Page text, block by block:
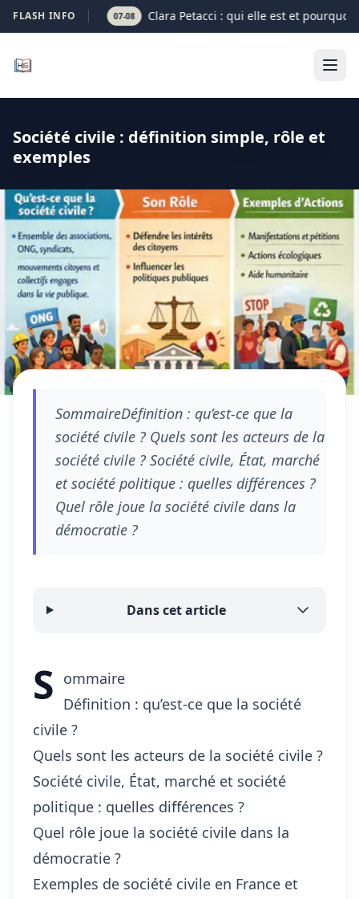
FLASH INFO 07-08 Clara Petacci : qui elle est et pourquoi
Société civile : définition simple, rôle et
exemples
SommaireDéfinition : qu’est-ce que la
société civile ? Quels sont les acteurs de la
société civile ? Société civile, État, marché
et société politique : quelles différences ?
Quel rôle joue la société civile dans la
démocratie ?
Dans cet article
S ommaire
Définition : qu’est-ce que la société
civile ?
Quels sont les acteurs de la société civile ?
Société civile, État, marché et société
politique : quelles différences ?
Quel rôle joue la société civile dans la
démocratie ?
Exemples de société civile en France et